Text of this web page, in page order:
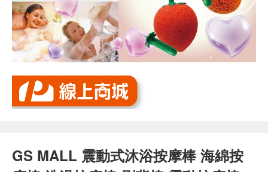
GS MALL 震動式沐浴按摩棒 海綿按